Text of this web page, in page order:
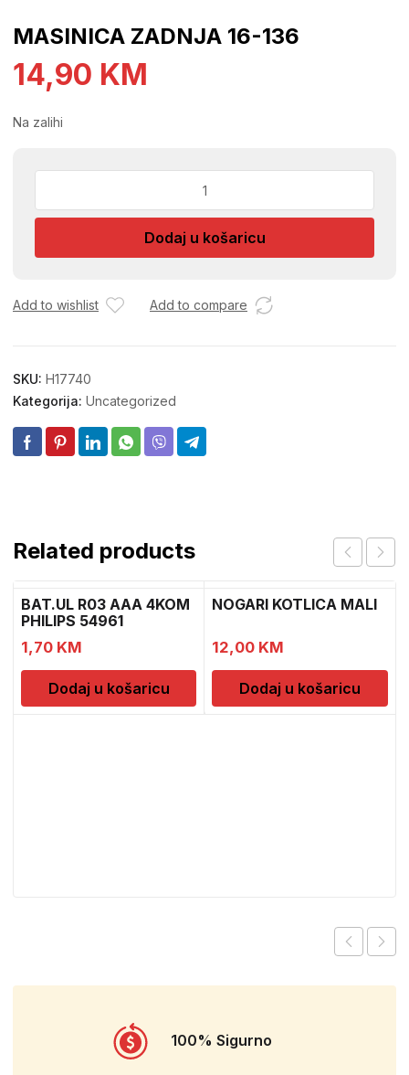
MASINICA ZADNJA 16-136
14,90 KM
Na zalihi
16-
količina
Dodaj u košaricu
Add to wishlist Add to compare
SKU: H17740
Kategorija: Uncategorized
Related products
BAT.UL R03 AAA 4KOM
PHILIPS 54961
1,70 KM
Dodaj u košaricu
NOGARI KOTLICA MALI
12,00 KM
Dodaj u košaricu
100% Sigurno